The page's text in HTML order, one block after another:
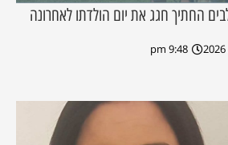
החתיך חגג את יום הולדתו לאחרונה
9:48 pm